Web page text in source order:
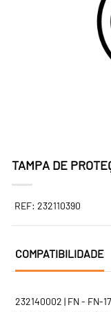
TAMPA DE
REF: 232110390
COMPATIBILIDADE
232140002 | FN - FN-